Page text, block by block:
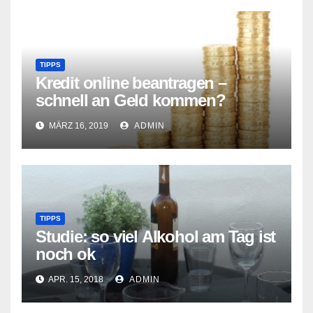
TIPPS
Kredit online beantragen –
schnell an Geld kommen?
MÄRZ 16, 2019 ADMIN
TIPPS
Studie: so viel Alkohol am Tag ist
noch ok
APR. 15, 2018 ADMIN